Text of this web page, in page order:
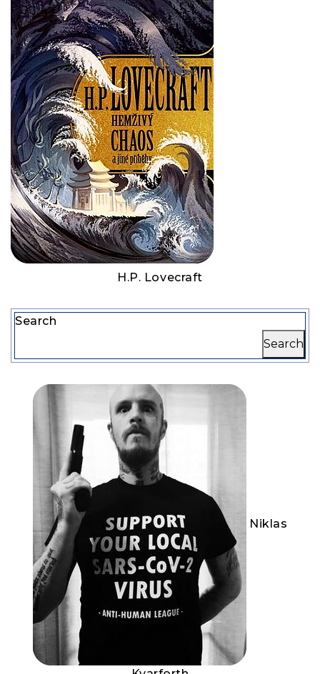
H.P. Lovecraft
Search
Search
Niklas